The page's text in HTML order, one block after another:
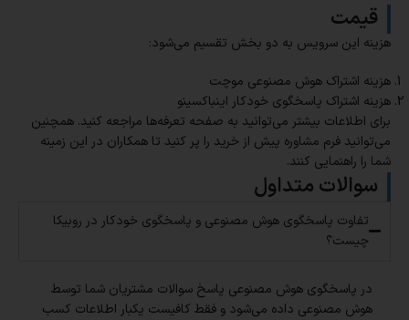
قیمت
هزینه این سرویس به دو بخش تقسیم می‌شود:
هزینه اشتراک هوش مصنوعی موچت
هزینه اشتراک پاسخگوی خودکار اینباکسینو
برای اطلاعات بیشتر می‌توانید به صفحه تعرفه‌ها مراجعه کنید. همچنین
می‌توانید فرم مشاوره پیش از خرید را پر کنید تا همکاران در این زمینه
شما را راهنمایی کنند.
سوالات متداول
تفاوت پاسخگوی هوش مصنوعی و پاسخگوی خودکار در روبیکا
چیست؟
در پاسخگوی هوش مصنوعی پاسخ سوالات مشتریان شما توسط
هوش مصنوعی داده می‌شود و فقط کافیست یکبار اطلاعات کسب